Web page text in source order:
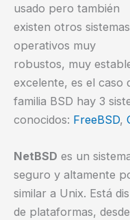
usado pero también
existen otros sistemas
operativos muy
robustos, muy
excelente, es el caso
familia BSD hay 3
conocidos: FreeBSD,
NetBSD es un
seguro y altamente
similar a Unix. Está
de plataformas,